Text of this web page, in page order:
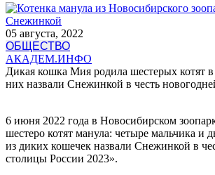
05 августа, 2022
ОБЩЕСТВО
АКАДЕМ.ИНФО
Дикая кошка Мия родила шестерых котят
них назвали Снежинкой в честь
6 июня 2022 года в Новосибирском
шестеро котят манула: четыре мальчика и
из диких кошечек назвали Снежинкой в
столицы России 2023».